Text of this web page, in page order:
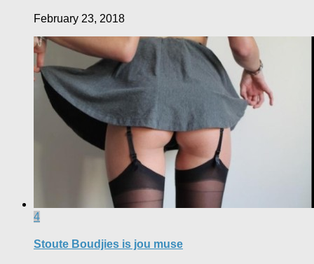
February 23, 2018
4
Stoute Boudjies is jou muse